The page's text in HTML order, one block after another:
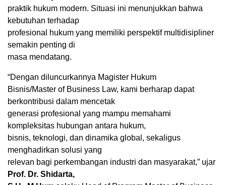
praktik hukum modern. Situasi ini menunjukkan bahwa
kebutuhan terhadap
profesional hukum yang memiliki perspektif multidisipliner
semakin penting di
masa mendatang.
“Dengan diluncurkannya Magister Hukum
Bisnis/Master of Business Law, kami berharap dapat
berkontribusi dalam mencetak
generasi profesional yang mampu memahami
kompleksitas hubungan antara hukum,
bisnis, teknologi, dan dinamika global, sekaligus
menghadirkan solusi yang
relevan bagi perkembangan industri dan masyarakat,” ujar
Prof. Dr. Shidarta,